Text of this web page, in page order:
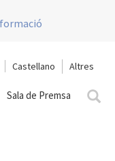
Castellano
Sala de Premsa